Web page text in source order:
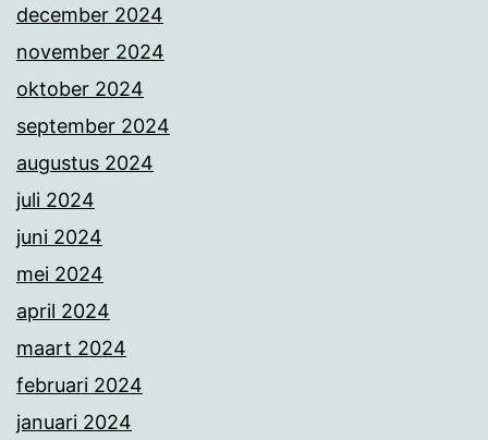
december 2024
november 2024
oktober 2024
september 2024
augustus 2024
juli 2024
juni 2024
mei 2024
april 2024
maart 2024
februari 2024
januari 2024